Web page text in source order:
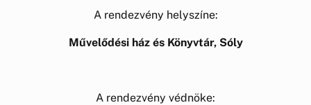
A rendezvény helyszíne:
Művelődési ház és Könyvtár, Sóly
A rendezvény védnöke: